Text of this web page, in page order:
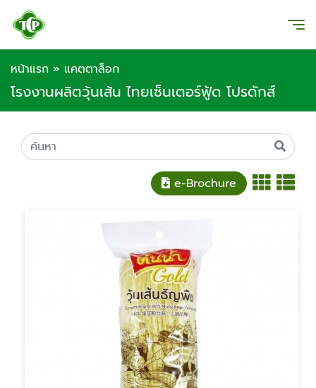
หน้าแรก » แคตตาล็อก
โรงงานผลิตวุ้นเส้น ไทยเซ็นเตอร์ฟู้ด โปรดักส์
e-Brochure